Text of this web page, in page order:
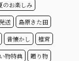
のお楽しみ
送 島原きた田
昔懐かし 椎茸
物特典 贈り物